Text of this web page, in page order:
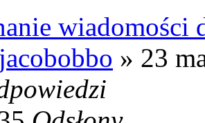
wiadomości
jacobobbo » 23